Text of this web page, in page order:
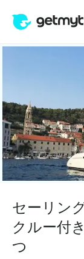
セーリン
クルー付
つ